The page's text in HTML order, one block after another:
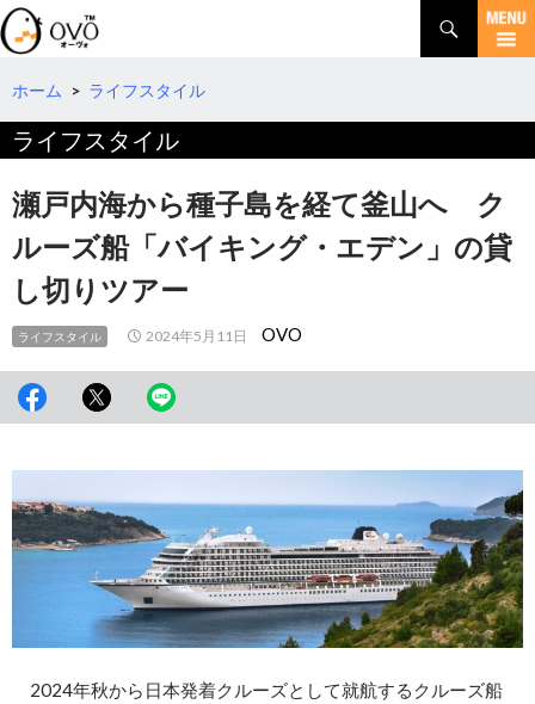
検
索
コ
テ
ツ
へ
移
動
ホーム > ライフスタイル
ライフスタイル
瀬戸内海から種子島を経て釜山へ ク
ルーズ船「バイキング・エデン」の貸
し切りツアー
ライフスタイル 2024年5月11日 OVO
2024年秋から日本発着クルーズとして就航するクルーズ船